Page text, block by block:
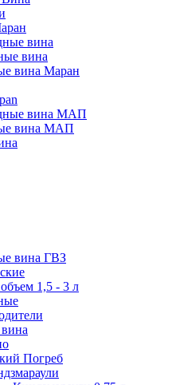
вина
вина
вина Маран
вина МАП
вина МАП
вина ГВЗ
1,5 - 3 л
Погреб